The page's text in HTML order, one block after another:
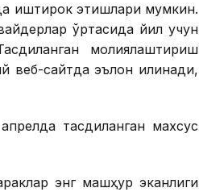
иштирок этишлари мумкин.
ўртасида йил учун
молиялаштириш
веб-сайтда эълон қилинади,
тасдиқланган махсус
энг машҳур эканлиги